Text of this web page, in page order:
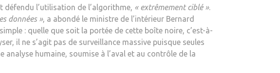
défendu l’utilisation de l’algorithme, « extrêmement ciblé ».
données », a abondé le ministre de l’intérieur Bernard
: quelle que soit la portée de cette boîte noire, c’est-à-
il ne s’agit pas de surveillance massive puisque seules
analyse humaine, soumise à l’aval et au contrôle de la